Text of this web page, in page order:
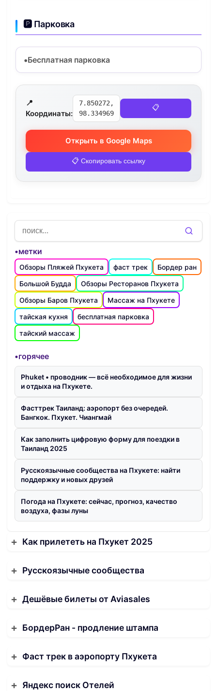
🅿️ Парковка
Бесплатная парковка
📍
Координаты:
7.850272,
98.334969
📋
Открыть в Google Maps
📋 Скопировать ссылку
•метки
Обзоры Пляжей Пхукета фаст трек
Бордер ран
Большой Будда
Обзоры Ресторанов Пхукета
Обзоры Баров Пхукета
Массаж на Пхукете
тайская кухня
бесплатная парковка
тайский массаж
•горячее
Phuket • проводник — всё необходимое для жизни
и отдыха на Пхукете.
Фасттрек Таиланд: аэропорт без очередей.
Бангкок. Пхукет. Чиангмай
Как заполнить цифровую форму для поездки в
Таиланд 2025
Русскоязычные сообщества на Пхукете: найти
поддержку и новых друзей
Погода на Пхукете: сейчас, прогноз, качество
воздуха, фазы луны
Как прилететь на Пхукет 2025
Русскоязычные сообщества
Дешёвые билеты от Aviasales
БордерРан - продление штампа
Фаст трек в аэропорту Пхукета
Яндекс поиск Отелей